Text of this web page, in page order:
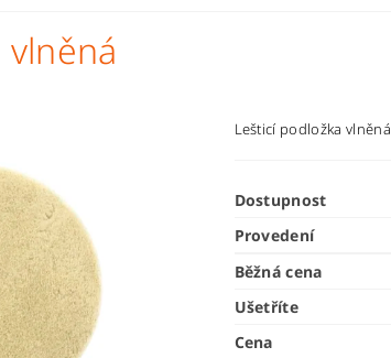
Lešticí podložka vlněná
Dostupnost
Provedení
Běžná cena
Ušetříte
Cena